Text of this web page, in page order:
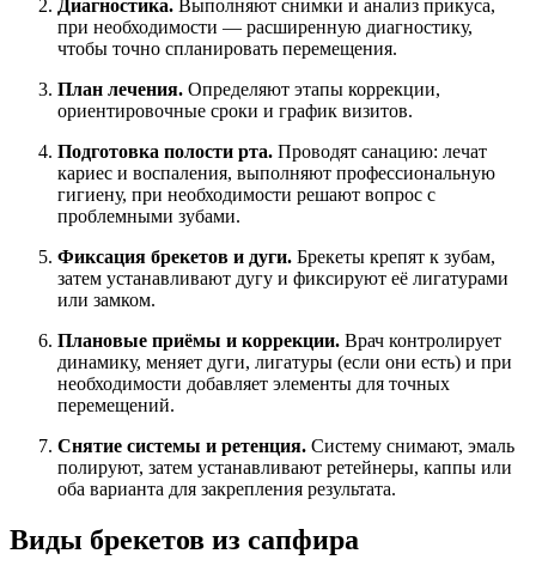
Диагностика. Выполняют снимки и анализ прикуса,
при необходимости — расширенную диагностику,
чтобы точно спланировать перемещения.
План лечения. Определяют этапы коррекции,
ориентировочные сроки и график визитов.
Подготовка полости рта. Проводят санацию: лечат
кариес и воспаления, выполняют профессиональную
гигиену, при необходимости решают вопрос с
проблемными зубами.
Фиксация брекетов и дуги. Брекеты крепят к зубам,
затем устанавливают дугу и фиксируют её лигатурами
или замком.
Плановые приёмы и коррекции. Врач контролирует
динамику, меняет дуги, лигатуры (если они есть) и при
необходимости добавляет элементы для точных
перемещений.
Снятие системы и ретенция. Систему снимают, эмаль
полируют, затем устанавливают ретейнеры, каппы или
оба варианта для закрепления результата.
Виды брекетов из сапфира